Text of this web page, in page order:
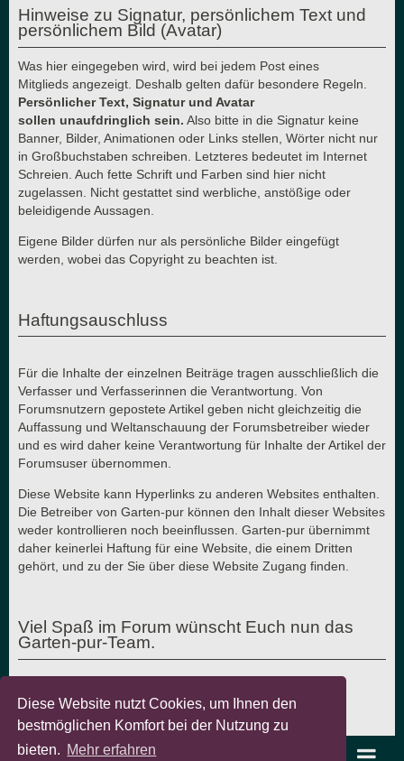
Diese Website nutzt Cookies, um Ihnen den
bestmöglichen Komfort bei der Nutzung zu
bieten. Mehr erfahren
Hinweise zu Signatur, persönlichem Text und
persönlichem Bild (Avatar)
Was hier eingegeben wird, wird bei jedem Post eines
Mitglieds angezeigt. Deshalb gelten dafür besondere Regeln.
Persönlicher Text, Signatur und Avatar
sollen unaufdringlich sein. Also bitte in die Signatur keine
Banner, Bilder, Animationen oder Links stellen, Wörter nicht nur
in Großbuchstaben schreiben. Letzteres bedeutet im Internet
Schreien. Auch fette Schrift und Farben sind hier nicht
zugelassen. Nicht gestattet sind werbliche, anstößige oder
beleidigende Aussagen.
Eigene Bilder dürfen nur als persönliche Bilder eingefügt
werden, wobei das Copyright zu beachten ist.
Haftungsauschluss
Für die Inhalte der einzelnen Beiträge tragen ausschließlich die
Verfasser und Verfasserinnen die Verantwortung. Von
Forumsnutzern gepostete Artikel geben nicht gleichzeitig die
Auffassung und Weltanschauung der Forumsbetreiber wieder
und es wird daher keine Verantwortung für Inhalte der Artikel der
Forumsuser übernommen.
Diese Website kann Hyperlinks zu anderen Websites enthalten.
Die Betreiber von Garten-pur können den Inhalt dieser Websites
weder kontrollieren noch beeinflussen. Garten-pur übernimmt
daher keinerlei Haftung für eine Website, die einem Dritten
gehört, und zu der Sie über diese Website Zugang finden.
Viel Spaß im Forum wünscht Euch nun das
Garten-pur-Team.
Letzte Aktualisierung: 7.8.2018 - © Garten-pur GbR